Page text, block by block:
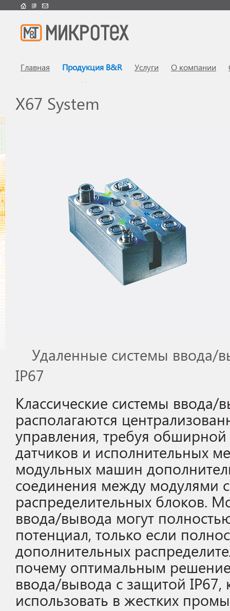
Главная Продукция B&R Услуги О компании
X67 System
Удаленные системы ввода/
IP67
Классические системы ввода/
располагаются
управления, требуя
датчиков и исполнительных
модульных машин
соединения между модулями
распределительных блоков.
ввода/вывода могут
потенциал, только если
дополнительных
почему оптимальным
ввода/вывода с защитой
использовать в жестких